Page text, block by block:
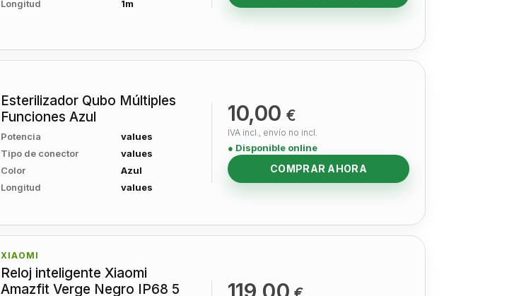
Longitud
1m
Esterilizador Qubo Múltiples
Funciones Azul
Potencia
values
Tipo de conector
values
Color
Azul
Longitud
values
10,00 €
IVA incl., envío no incl.
● Disponible online
COMPRAR AHORA
XIAOMI
Reloj inteligente Xiaomi
Amazfit Verge Negro IP68 5